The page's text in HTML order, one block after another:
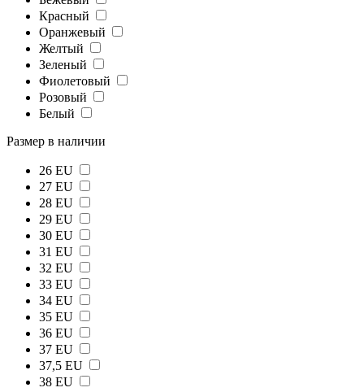
Красный
Оранжевый
Желтый
Зеленый
Фиолетовый
Розовый
Белый
Размер в наличии
26 EU
27 EU
28 EU
29 EU
30 EU
31 EU
32 EU
33 EU
34 EU
35 EU
36 EU
37 EU
37,5 EU
38 EU